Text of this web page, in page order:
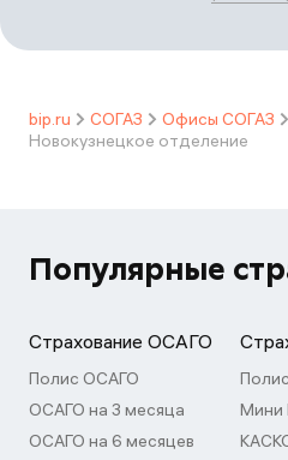
bip.ru СОГАЗ
Офисы СОГАЗ
Новокузнецкое отделение
Популярные
Страхование ОСАГО
Полис ОСАГО
ОСАГО на 3 месяца
ОСАГО на 6 месяцев
Мини